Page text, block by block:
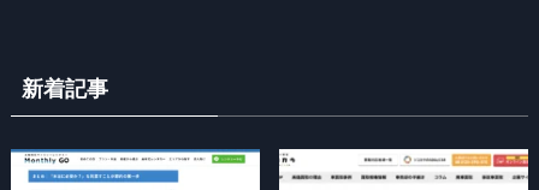
新着記事